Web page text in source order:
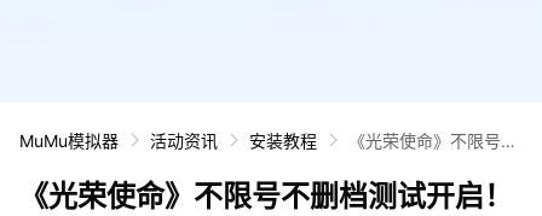
MuMu模拟器 活动资讯 安装教程
《光荣使命》不限号不
《光荣使命》不限号不删档测试开启！